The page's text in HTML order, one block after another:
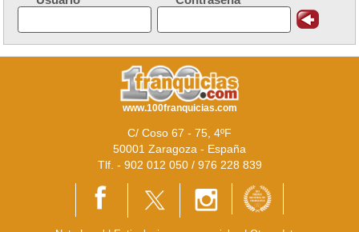
www.100franquicias.com
C/ Coso 67 - 75, 4ºF
50001 Zaragoza - España
Tlf. - 902 012 050 / 976 228 839